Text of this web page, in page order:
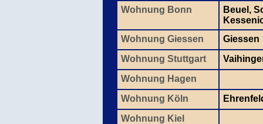
Wohnung Bonn
Beuel,
Wohnung Giessen
Giessen
Wohnung Stuttgart
Wohnung Hagen
Wohnung Köln
Wohnung Kiel